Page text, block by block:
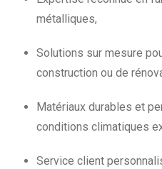
métalliques,
Solutions sur mesure
construction ou de
Matériaux durables et
conditions climatiques
Service client